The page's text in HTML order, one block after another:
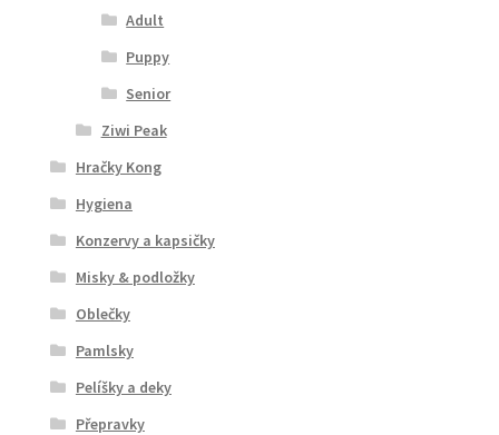
Adult
Puppy
Senior
Ziwi Peak
Hračky Kong
Hygiena
Konzervy a kapsičky
Misky & podložky
Oblečky
Pamlsky
Pelíšky a deky
Přepravky